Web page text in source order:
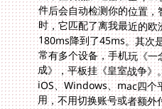
成》，平板挂《皇室战争》
用，不用切换账号或者额外